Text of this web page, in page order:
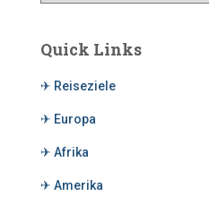
Quick Links
✈ Reiseziele
✈ Europa
✈ Afrika
✈ Amerika